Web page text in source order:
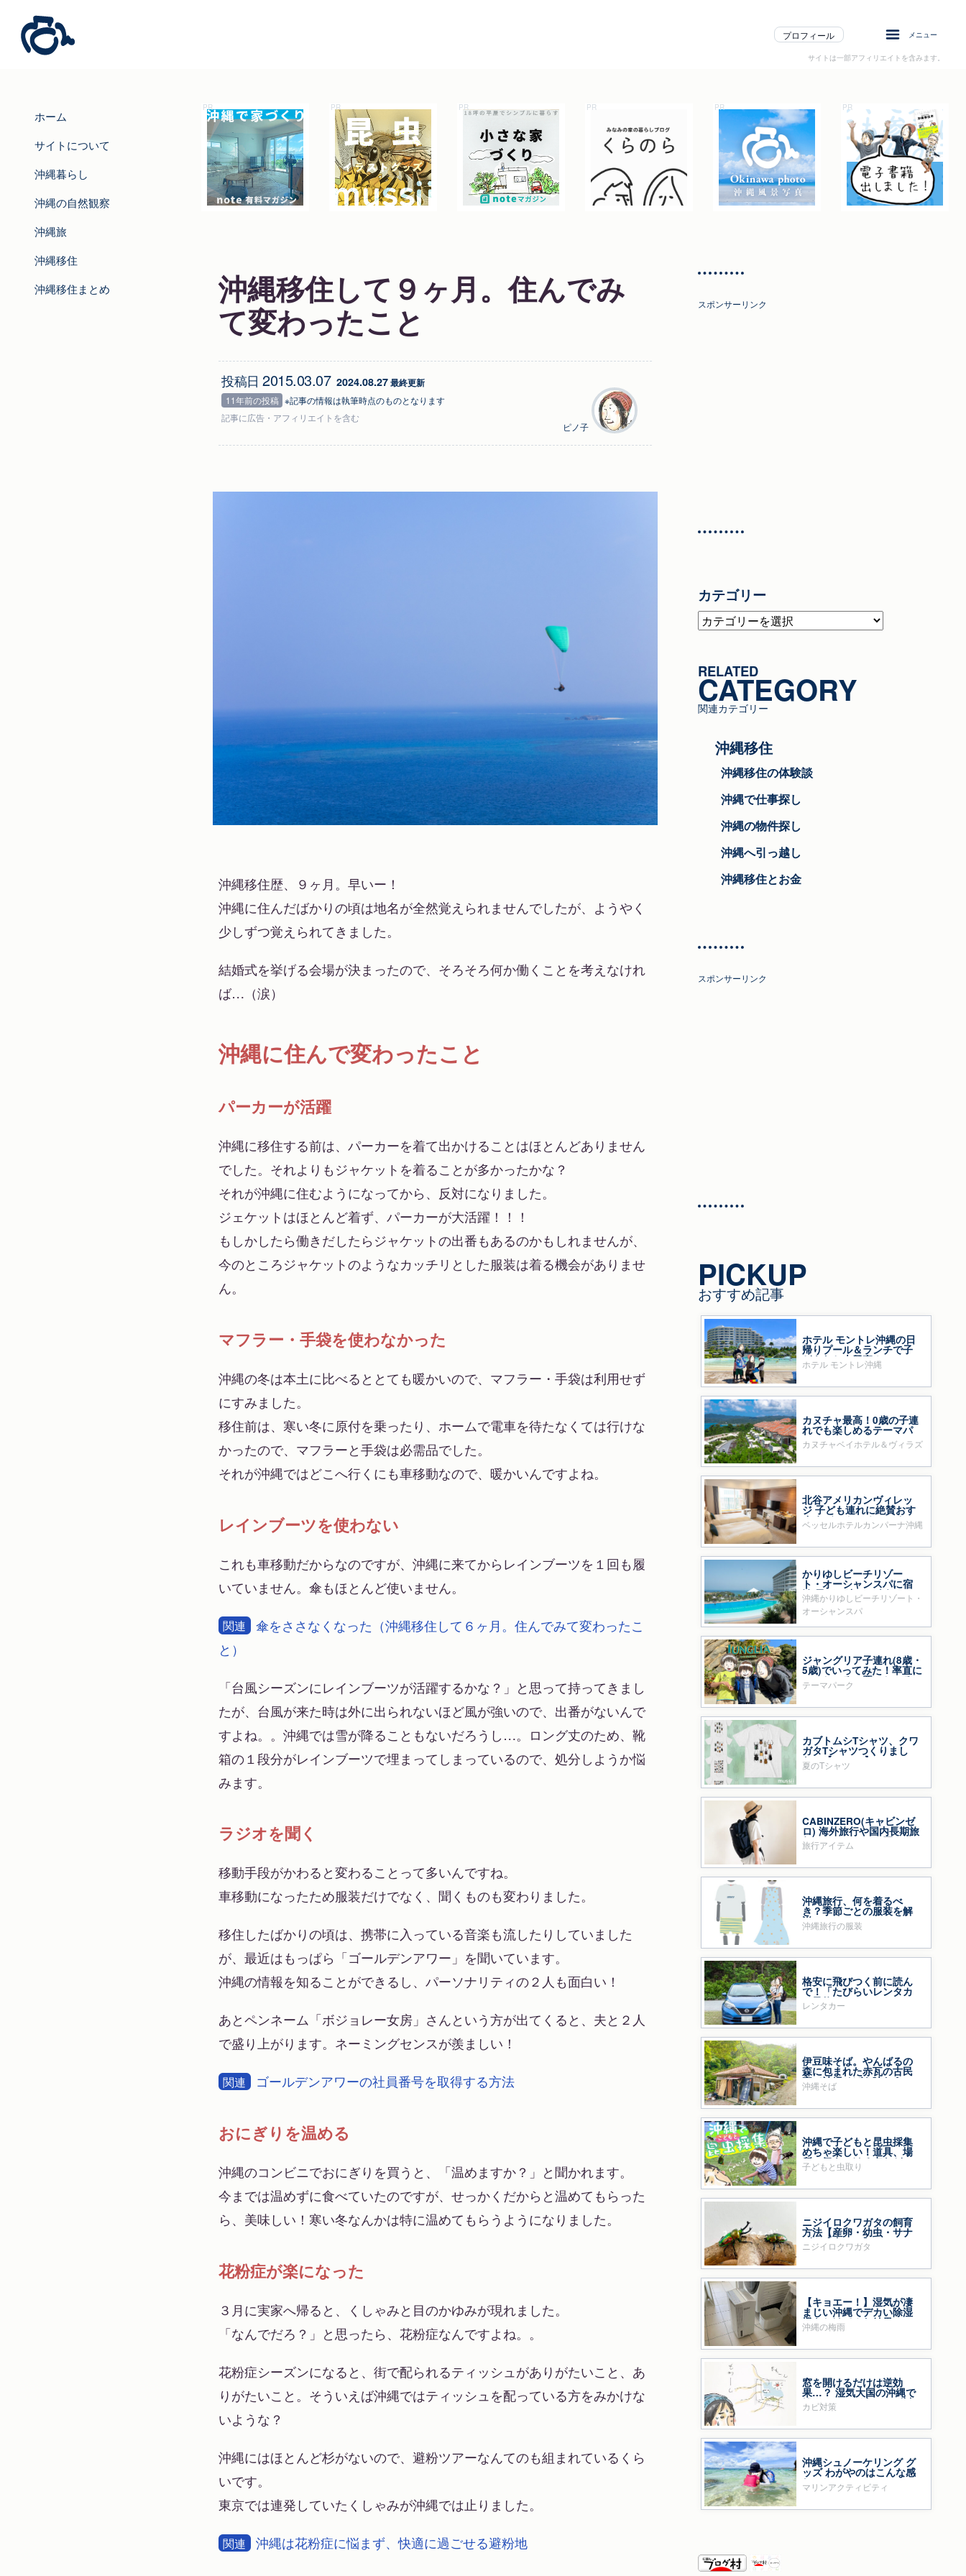
プロフィール メニュー
サイトは一部アフィリエイトを含みます。
ホーム
サイトについて
沖縄暮らし
沖縄の自然観察
沖縄旅
沖縄移住
沖縄移住まとめ
沖縄移住して９ヶ月。住んでみ
て変わったこと
投稿日 2015.03.07 2024.08.27 最終更新
11年前の投稿 ※記事の情報は執筆時点のものとなります
記事に広告 ・アフィリエイトを含む
ピノ子
沖縄移住歴、９ヶ月。早いー！
沖縄に住んだばかりの頃は地名が全然覚えられませんでしたが、ようやく
少しずつ覚えられてきました。
結婚式を挙げる会場が決まったので、そろそろ何か働くことを考えなけれ
ば…（涙）
沖縄に住んで変わったこと
パーカーが活躍
沖縄に移住する前は、パーカーを着て出かけることはほとんどありません
でした。それよりもジャケットを着ることが多かったかな？
それが沖縄に住むようになってから、反対になりました。
ジェケットはほとんど着ず、パーカーが大活躍！！！
もしかしたら働きだしたらジャケットの出番もあるのかもしれませんが、
今のところジャケットのようなカッチリとした服装は着る機会がありませ
ん。
マフラー・手袋を使わなかった
沖縄の冬は本土に比べるととても暖かいので、マフラー・手袋は利用せず
にすみました。
移住前は、寒い冬に原付を乗ったり、ホームで電車を待たなくては行けな
かったので、マフラーと手袋は必需品でした。
それが沖縄ではどこへ行くにも車移動なので、暖かいんですよね。
レインブーツを使わない
これも車移動だからなのですが、沖縄に来てからレインブーツを１回も履
いていません。傘もほとんど使いません。
関連
傘をささなくなった（沖縄移住して６ヶ月。住んでみて変わったこ
と）
「台風シーズンにレインブーツが活躍するかな？」と思って持ってきまし
たが、台風が来た時は外に出られないほど風が強いので、出番がないんで
すよね。。沖縄では雪が降ることもないだろうし…。ロング丈のため、靴
箱の１段分がレインブーツで埋まってしまっているので、処分しようか悩
みます。
ラジオを聞く
移動手段がかわると変わることって多いんですね。
車移動になったため服装だけでなく、聞くものも変わりました。
移住したばかりの頃は、携帯に入っている音楽も流したりしていました
が、最近はもっぱら「ゴールデンアワー」を聞いています。
沖縄の情報を知ることができるし、パーソナリティの２人も面白い！
あとペンネーム「ボジョレー女房」さんという方が出てくると、夫と２人
で盛り上がります。ネーミングセンスが羨ましい！
関連 ゴールデンアワーの社員番号を取得する方法
おにぎりを温める
沖縄のコンビニでおにぎりを買うと、「温めますか？」と聞かれます。
今までは温めずに食べていたのですが、せっかくだからと温めてもらった
ら、美味しい！寒い冬なんかは特に温めてもらうようになりました。
花粉症が楽になった
３月に実家へ帰ると、くしゃみと目のかゆみが現れました。
「なんでだろ？」と思ったら、花粉症なんですよね。。
花粉症シーズンになると、街で配られるティッシュがありがたいこと、あ
りがたいこと。そういえば沖縄ではティッシュを配っている方をみかけな
いような？
沖縄にはほとんど杉がないので、避粉ツアーなんてのも組まれているくら
いです。
東京では連発していたくしゃみが沖縄では止りました。
関連 沖縄は花粉症に悩まず、快適に過ごせる避粉地
スポンサーリンク
カテゴリー
カ
テ
リ
ー
RELATED
CATEGORY
関連カテゴリー
沖縄移住
沖縄移住の体験談
沖縄で仕事探し
沖縄の物件探し
沖縄へ引っ越し
沖縄移住とお金
スポンサーリンク
PICKUP
おすすめ記事
ホテル モントレ沖縄の日
帰りプール＆ランチで子
どもたち大興奮！
ホテル モントレ沖縄
カヌチャ最高！0歳の子連
れでも楽しめるテーマパ
ークのようなホテル
カヌチャベイホテル＆ヴィラズ
北谷アメリカンヴィレッ
ジ 子ども連れに絶賛おす
すめ ベッセルホテルカン
パーナ沖縄
ベッセルホテルカンパーナ沖縄
かりゆしビーチリゾー
ト・オーシャンスパに宿
泊 子ども連れに人気
沖縄かりゆしビーチリゾート・
オーシャンスパ
ジャングリア子連れ(8歳・
5歳)でいってみた！率直に
いいところ・悪いところ
テーマパーク
カブトムシTシャツ、クワ
ガタTシャツつくりまし
た〜【mussii】
夏のTシャツ
CABINZERO(キャビンゼ
ロ) 海外旅行や国内長期旅
行のバックパック買って
みた！
旅行アイテム
沖縄旅行、何を着るべ
き？季節ごとの服装を解
説
沖縄旅行の服装
格安に飛びつく前に読ん
で！「たびらいレンタカ
ー予約」をおすすめする
ワケ
レンタカー
伊豆味そば。やんばるの
森に包まれた赤瓦の古民
家で沖縄そばを味わう
沖縄そば
沖縄で子どもと昆虫採集
めちゃ楽しい！道具、場
所、気をつける点など
子どもと虫取り
ニジイロクワガタの飼育
方法【産卵・幼虫・サナ
ギ・成虫まで】
ニジイロクワガタ
【キョエー！】湿気が凄
まじい沖縄でデカい除湿
機をかけてみた結果……
沖縄の梅雨
窓を開けるだけは逆効
果…？ 湿気大国の沖縄で
鍛えた、わが家のカビ対
策
カビ対策
沖縄シュノーケリング グ
ッズ わがやのはこんな感
じ
マリンアクティビティ